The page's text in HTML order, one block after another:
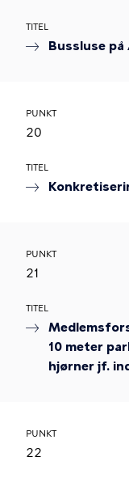
TITEL
Bussluse
PUNKT
20
TITEL
PUNKT
21
TITEL
10 meter
hjørner jf.
PUNKT
22